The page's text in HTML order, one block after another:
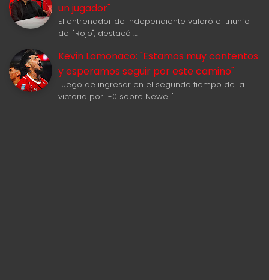
un jugador"
El entrenador de Independiente valoró el triunfo
del "Rojo", destacó …
Kevin Lomonaco: "Estamos muy contentos
y esperamos seguir por este camino"
Luego de ingresar en el segundo tiempo de la
victoria por 1-0 sobre Newell'…